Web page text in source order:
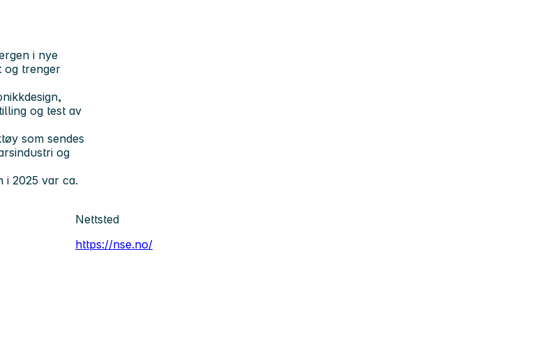
i nye
og trenger
og test av
som sendes
og
i 2025 var ca.
Nettsted
https://nse.no/